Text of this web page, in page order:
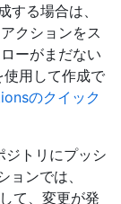
する場合は、
アクションをス
ーがまだない
用して作成で
のクイック
ジトリにプッシ
ンでは、
て、変更が発